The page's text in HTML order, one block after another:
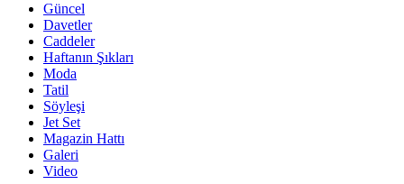
Güncel
Davetler
Caddeler
Haftanın Şıkları
Moda
Tatil
Söyleşi
Jet Set
Magazin Hattı
Galeri
Video